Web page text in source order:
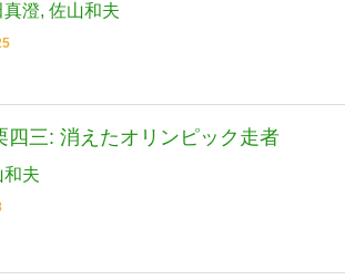
真澄 佐山和夫
四三: 消えたオリンピック走者
和夫